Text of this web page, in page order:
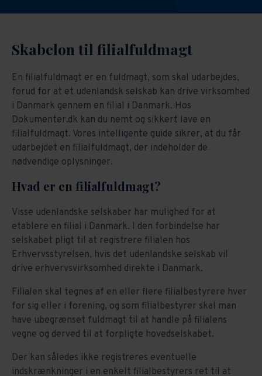
Skabelon til filialfuldmagt
En filialfuldmagt er en fuldmagt, som skal udarbejdes,
forud for at et udenlandsk selskab kan drive virksomhed
i Danmark gennem en filial i Danmark. Hos
Dokumenter.dk kan du nemt og sikkert lave en
filialfuldmagt. Vores intelligente guide sikrer, at du får
udarbejdet en filialfuldmagt, der indeholder de
nødvendige oplysninger.
Hvad er en filialfuldmagt?
Visse udenlandske selskaber har mulighed for at
etablere en filial i Danmark. I den forbindelse har
selskabet pligt til at registrere filialen hos
Erhvervsstyrelsen, hvis det udenlandske selskab vil
drive erhvervsvirksomhed direkte i Danmark.
Filialen skal tegnes af en eller flere filialbestyrere hver
for sig eller i forening, og som filialbestyrer skal man
have ubegrænset fuldmagt til at handle på filialens
vegne og derved til at forpligte hovedselskabet.
Der kan således ikke registreres eventuelle
indskrænkninger i en enkelt filialbestyrers ret til at